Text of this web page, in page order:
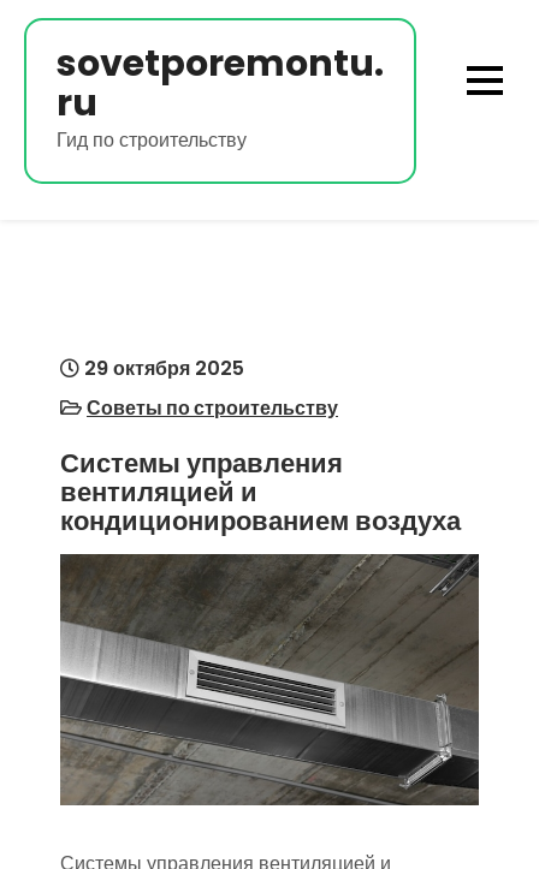
Перейти
содержимомуsovetporemontu.
ru
Гид по строительству
29 октября 2025
Советы по строительству
Системы управления
вентиляцией и
кондиционированием воздуха
Системы управления вентиляцией и